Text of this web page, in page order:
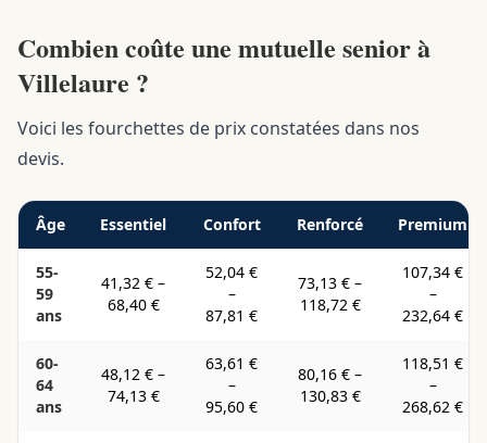
Combien coûte une mutuelle senior à
Villelaure ?
Voici les fourchettes de prix constatées dans nos
devis.
Âge Essentiel Confort Renforcé Premium
55-
59
ans
41,32 € –
68,40 €
52,04 €
–
87,81 €
73,13 € –
118,72 €
107,34 €
–
232,64 €
60-
64
ans
48,12 € –
74,13 €
63,61 €
–
95,60 €
80,16 € –
130,83 €
118,51 €
–
268,62 €